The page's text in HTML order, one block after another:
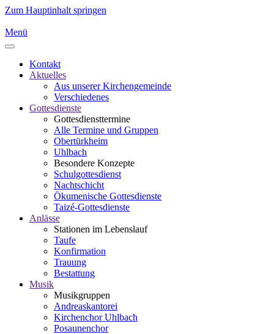
Zum Hauptinhalt springen
Menü
Kontakt
Aktuelles
Aus unserer Kirchengemeinde
Verschiedenes
Gottesdienste
Gottesdiensttermine
Alle Termine und Gruppen
Obertürkheim
Uhlbach
Besondere Konzepte
Schulgottesdienst
Nachtschicht
Ökumenische Gottesdienste
Taizé-Gottesdienste
Anlässe
Stationen im Lebenslauf
Taufe
Konfirmation
Trauung
Bestattung
Musik
Musikgruppen
Andreaskantorei
Kirchenchor Uhlbach
Posaunenchor